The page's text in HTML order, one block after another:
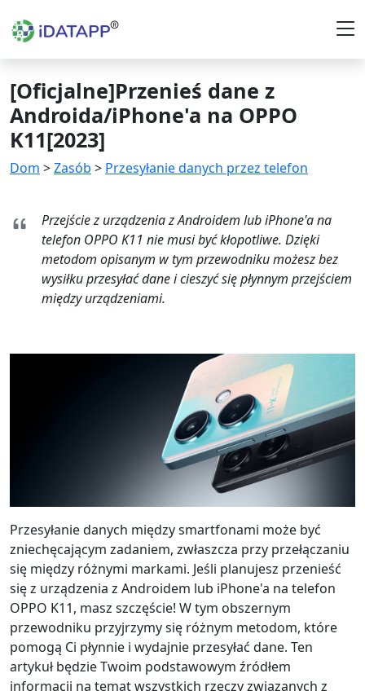
[Oficjalne]Przenieś dane z
Androida/iPhone'a na OPPO
K11[2023]
Dom >Zasób > Przesyłanie danych przez telefon
Przejście z urządzenia z Androidem lub iPhone'a na
telefon OPPO K11 nie musi być kłopotliwe. Dzięki
metodom opisanym w tym przewodniku możesz bez
wysiłku przesyłać dane i cieszyć się płynnym przejściem
między urządzeniami.
Przesyłanie danych między smartfonami może być
zniechęcającym zadaniem, zwłaszcza przy przełączaniu
się między różnymi markami. Jeśli planujesz przenieść
się z urządzenia z Androidem lub iPhone'a na telefon
OPPO K11, masz szczęście! W tym obszernym
przewodniku przyjrzymy się różnym metodom, które
pomogą Ci płynnie i wydajnie przesyłać dane. Ten
artykuł będzie Twoim podstawowym źródłem
informacji na temat wszystkich rzeczy związanych z